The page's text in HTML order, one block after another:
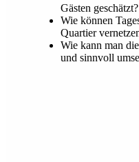
Gästen geschätzt?
Wie können
Quartier
Wie kann man
und sinnvoll